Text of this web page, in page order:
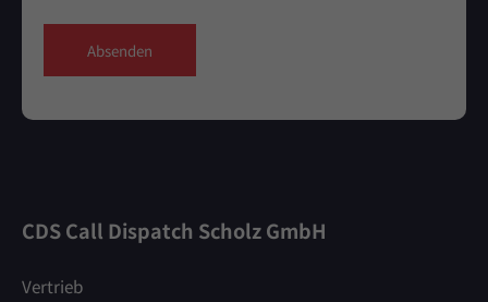
Absenden
CDS Call Dispatch Scholz GmbH
Vertrieb